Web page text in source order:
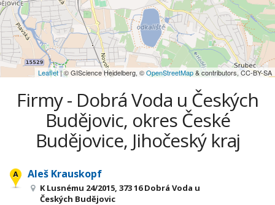
Leaflet| © GIScience Heidelberg, ©OpenStreetMap& contributors, CC-BY-SA
Firmy - Dobrá Voda u Českých
Budějovic, okres České
Budějovice, Jihočeský kraj
Aleš Krauskopf
K Lusnému 24/2015, 373 16 Dobrá Voda u
Českých Budějovic